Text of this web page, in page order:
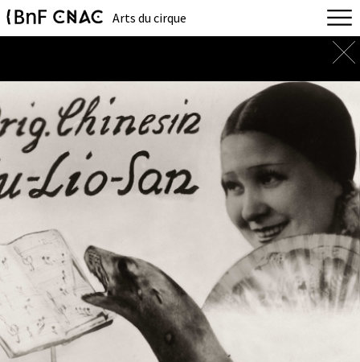
Arts du cirque